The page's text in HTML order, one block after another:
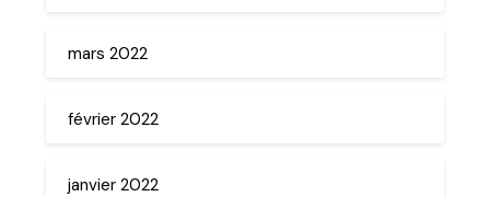
mars 2022
février 2022
janvier 2022